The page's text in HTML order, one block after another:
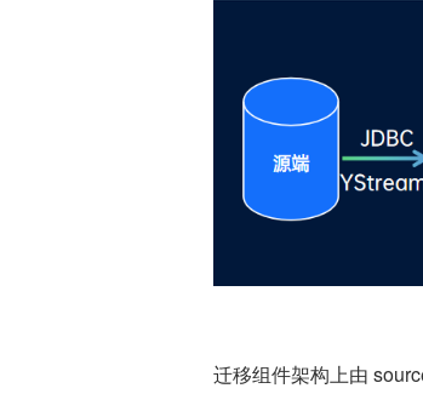
迁移组件架构上由